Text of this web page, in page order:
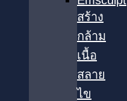
สร้าง
กล้าม
เนื้อ
สลาย
ไข